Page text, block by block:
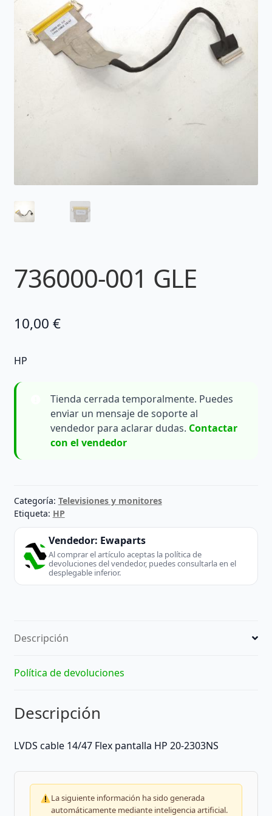
736000-001 GLE
10,00 €
HP
Tienda cerrada temporalmente. Puedes
enviar un mensaje de soporte al
vendedor para aclarar dudas. Contactar
con el vendedor
Categoría: Televisiones y monitores
Etiqueta: HP
Vendedor: Ewaparts
Al comprar el artículo aceptas la política de
devoluciones del vendedor, puedes consultarla en el
desplegable inferior.
Descripción
Política de devoluciones
Descripción
LVDS cable 14/47 Flex pantalla HP 20-2303NS
La siguiente información ha sido generada
automáticamente mediante inteligencia artificial.